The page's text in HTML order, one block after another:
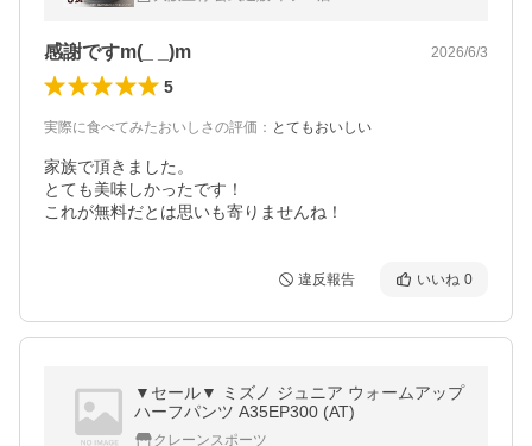
きり お歳暮 爆買
感謝ですm(_ _)m 2026/6/3
5
実際に食べてみたおいしさの評価 ： とてもおいしい
家族で頂きました。
とても美味しかったです！
これが無料だとは思いも寄りませんね！
違反報告 いいね 0
▼セール▼ ミズノ ジュニア ウォームアップ
ハーフパンツ A35EP300 (AT)
クレーンスポーツ